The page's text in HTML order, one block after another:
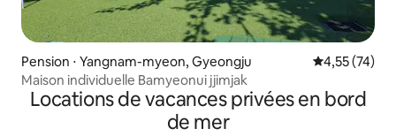
Pension ⋅ Yangnam-myeon, Gyeongju Évaluation
4,55 (74)
Maison individuelle Bamyeonui jjimjak
Locations de vacances privées en bord
de mer